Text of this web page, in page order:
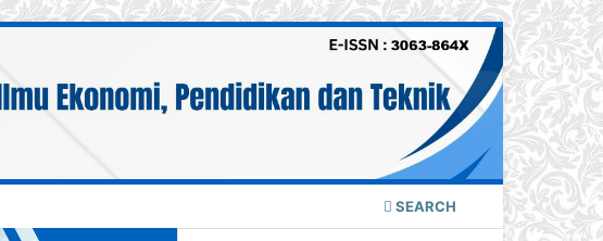
SEARCH